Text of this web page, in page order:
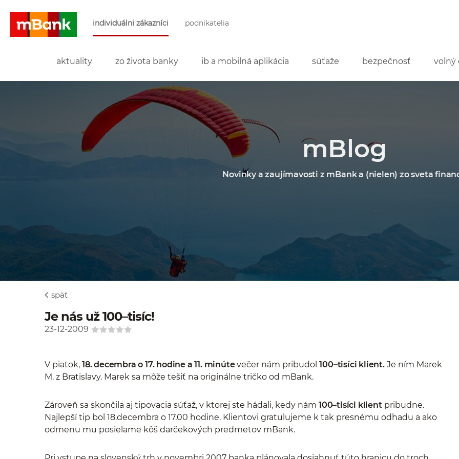
individuálni zákazníci podnikatelia
aktuality zo života banky ib a mobilná aplikácia súťaže bezpečnosť voľný
mBlog
Novinky a zaujímavosti z mBank a (nielen) zo sveta
späť
Je nás už 100–tisíc!
23-12-2009
V piatok, 18. decembra o 17. hodine a 11. minútevečer nám pribudol100–tisíci klient.Je ním Marek
M. z Bratislavy. Marek sa môže tešiť na originálne tričko od mBank.
Zároveň sa skončila aj tipovacia súťaž, v ktorej ste hádali, kedy nám 100–tisíci klientpribudne.
Najlepší tip bol 18.decembra o 17.00 hodine. Klientovi gratulujeme k tak presnému odhadu a ako
odmenu mu posielame kôš darčekových predmetov mBank.